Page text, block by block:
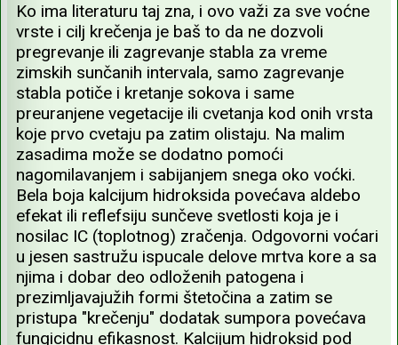
Ko ima literaturu taj zna, i ovo važi za sve voćne
vrste i cilj krečenja je baš to da ne dozvoli
pregrevanje ili zagrevanje stabla za vreme
zimskih sunčanih intervala, samo zagrevanje
stabla potiče i kretanje sokova i same
preuranjene vegetacije ili cvetanja kod onih vrsta
koje prvo cvetaju pa zatim olistaju. Na malim
zasadima može se dodatno pomoći
nagomilavanjem i sabijanjem snega oko voćki.
Bela boja kalcijum hidroksida povećava aldebo
efekat ili reflefsiju sunčeve svetlosti koja je i
nosilac IC (toplotnog) zračenja. Odgovorni voćari
u jesen sastružu ispucale delove mrtva kore a sa
njima i dobar deo odloženih patogena i
prezimljavajužih formi štetočina a zatim se
pristupa "krečenju" dodatak sumpora povećava
fungicidnu efikasnost. Kalcijum hidroksid pod